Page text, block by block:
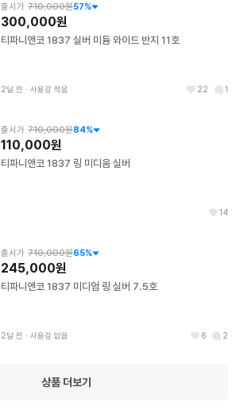
출시가 710,000원57%
300,000원
티파니앤코 1837 실버 미듐 와이드 반지 11호
2달 전 ∙ 사용감 적음 22 1
출시가 710,000원84%
110,000원
티파니앤코 1837 링 미디움 실버
14
출시가 710,000원65%
245,000원
티파니앤코 1837 미디엄 링 실버 7.5호
2달 전 ∙ 사용감 없음 6 2
상품 더보기